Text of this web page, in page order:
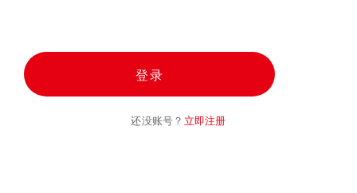
登录
还没账号？ 立即注册